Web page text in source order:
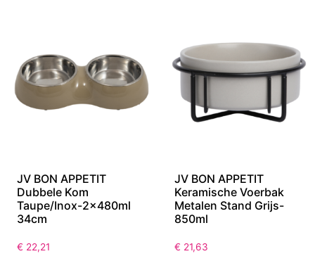
JV BON APPETIT
Dubbele Kom
Taupe/Inox-2x480ml
34cm
€ 22,21
JV BON APPETIT
Keramische Voerbak
Metalen Stand Grijs-
850ml
€ 21,63